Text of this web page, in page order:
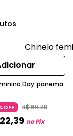
Day Ipanema
R$60,78
22,39 no Pix